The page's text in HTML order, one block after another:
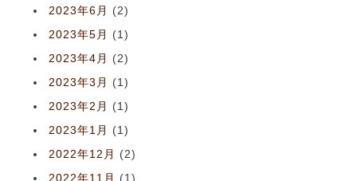
2023年6月
(2)
2023年5月
(1)
2023年4月
(2)
2023年3月
(1)
2023年2月
(1)
2023年1月
(1)
2022年12月
(2)
2022年11月
(1)